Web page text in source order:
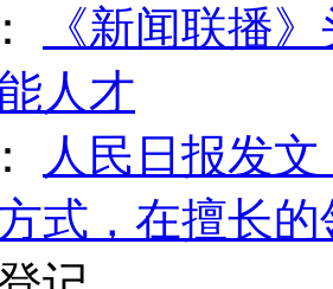
《新闻联播
人才
人民日报发
式，在擅长